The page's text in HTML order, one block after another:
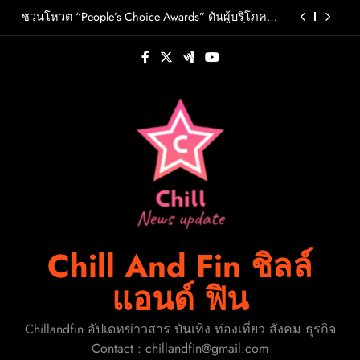
วต์ PRIMA เตรียมปล่อย 4 ก.ย. นี้
ชวนโหวต “People’s Choice Awards” ดันผู้บริโภค
FLO เกิร์ลกรุ๊ป R&B สุดแซ่บแห่งยุค ส่งอัลบั้มชุดที่ 2
THERAPY AT THE CLUB พร้อมปล่อยเอ็มวี “Cry Ugly”
ครอบครัว สร้างความทรงจำดีๆไปกับออนิกซ์ฮอสพิ
รู้จัก ADÉLA ป๊อปสตาร์สาวดาวรุ่งจากสโลวาเกีย กับ
เพลงสุดไวรัล “Ain’t In LA”พร้อมประกาศอัลบั้มเดบิ
วต์ PRIMA เตรียมปล่อย 4 ก.ย. นี้
ชวนโหวต “People’s Choice Awards” ดันผู้บริโภค
ร่วมตัดสินสุดยอดบริษัทอสังหาฯและเอเจนต์ที่ชื่น
FLO เกิร์ลกรุ๊ป R&B สุดแซ่บแห่งยุค ส่งอัลบั้มชุดที่ 2
THERAPY AT THE CLUB พร้อมปล่อยเอ็มวี “Cry Ugly”
โดนใจแฟนคลับ ก่อนบินมาเจอแฟนไทย 29 สิงหาคม
ปักหมุดวันหยุดนี้! ออกไปสร้างช่วงเวลาพิเศษกับ
ครอบครัว สร้างความทรงจำดีๆไปกับออนิกซ์ฮอสพิ
Chill And Fin ชิลล์
แอนด์ ฟิน
Chillandfin อัปเดทข่าวสาร บันเทิง ท่องเที่ยว สังคม ธุรกิจ
Contact : chillandfin@gmail.com